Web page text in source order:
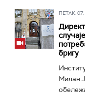
ПЕТАК, 07.
бригу
Милан